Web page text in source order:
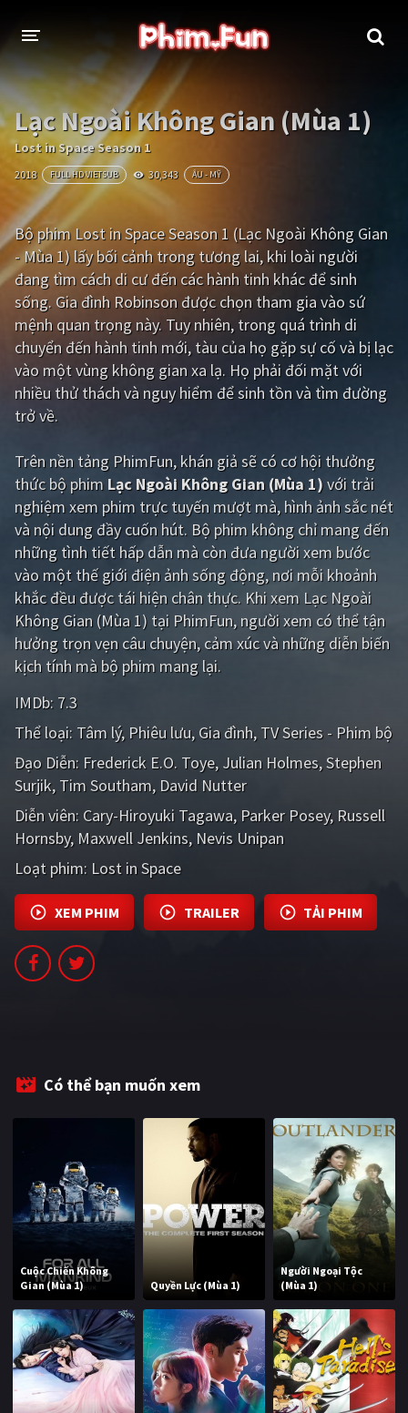
THỂ LOẠI
Thần thoại - Cổ trang
Tâm lý Chiến tranh
Võ thuật - Kiếm hiệp
Kinh dị Tội phạm - Hình sự
Phiêu lưu Hài hước
Viễn tưởng Khoa học - Tài liệu
Hoạt hình Thể thao
Tình cảm - Lãng mạn Kỳ ảo
Bí ẩn Lịch sử
Viễn Tây Tiểu sử
GameShow DramaTV
QUỐC GIA
Âu - Mỹ Trung Quốc - Hồng Kông
Hàn Quốc Nhật Bản
Ấn Độ
Tổng hợp
CẬP NHẬT
PHIM MỚI
PHIM BỘ
PHIM LẺ
PHIM CHIẾU RẠP
TUYỂN TẬP PHIM
Lạc Ngoài Không Gian (Mùa 1)
Lost in Space Season 1
2018 FULL HD VIETSUB 30,343 ÂU - MỸ
Bộ phim Lost in Space Season 1 (Lạc Ngoài Không Gian
- Mùa 1) lấy bối cảnh trong tương lai, khi loài người
đang tìm cách di cư đến các hành tinh khác để sinh
sống. Gia đình Robinson được chọn tham gia vào sứ
mệnh quan trọng này. Tuy nhiên, trong quá trình di
chuyển đến hành tinh mới, tàu của họ gặp sự cố và bị lạc
vào một vùng không gian xa lạ. Họ phải đối mặt với
nhiều thử thách và nguy hiểm để sinh tồn và tìm đường
trở về.
Trên nền tảng PhimFun, khán giả sẽ có cơ hội thưởng
thức bộ phim Lạc Ngoài Không Gian (Mùa 1)với trải
nghiệm xem phim trực tuyến mượt mà, hình ảnh sắc nét
và nội dung đầy cuốn hút. Bộ phim không chỉ mang đến
những tình tiết hấp dẫn mà còn đưa người xem bước
vào một thế giới điện ảnh sống động, nơi mỗi khoảnh
khắc đều được tái hiện chân thực. Khi xem Lạc Ngoài
Không Gian (Mùa 1) tại PhimFun, người xem có thể tận
hưởng trọn vẹn câu chuyện, cảm xúc và những diễn biến
kịch tính mà bộ phim mang lại.
IMDb: 7.3
Thể loại: Tâm lý Phiêu lưu Gia đình TV Series - Phim bộ
Đạo Diễn: Frederick E.O. Toye Julian Holmes Stephen
Surjik Tim Southam David Nutter
Diễn viên: Cary-Hiroyuki Tagawa Parker Posey Russell
Hornsby Maxwell Jenkins Nevis Unipan
Loạt phim: Lost in Space
XEM PHIM TRAILER TẢI PHIM
Có thể bạn muốn xem
Cuộc Chiến Không
Gian (Mùa 1)
Quyền Lực (Mùa 1)
Người Ngoại Tộc
(Mùa 1)